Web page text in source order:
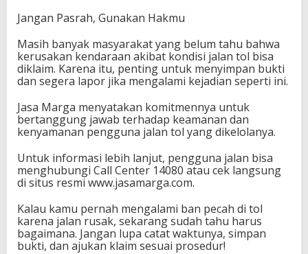
Jangan Pasrah, Gunakan Hakmu
Masih banyak masyarakat yang belum tahu bahwa
kerusakan kendaraan akibat kondisi jalan tol bisa
diklaim. Karena itu, penting untuk menyimpan bukti
dan segera lapor jika mengalami kejadian seperti ini.
Jasa Marga menyatakan komitmennya untuk
bertanggung jawab terhadap keamanan dan
kenyamanan pengguna jalan tol yang dikelolanya.
Untuk informasi lebih lanjut, pengguna jalan bisa
menghubungi Call Center 14080 atau cek langsung
di situs resmi www.jasamarga.com.
Kalau kamu pernah mengalami ban pecah di tol
karena jalan rusak, sekarang sudah tahu harus
bagaimana. Jangan lupa catat waktunya, simpan
bukti, dan ajukan klaim sesuai prosedur!